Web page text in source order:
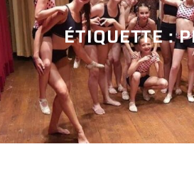
ÉTIQUETTE :